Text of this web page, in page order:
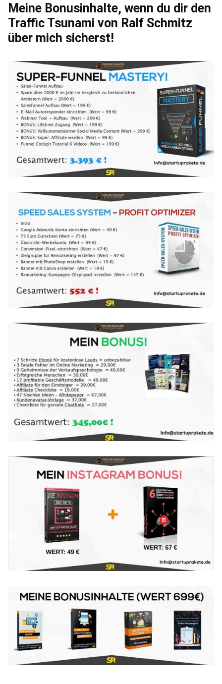
Meine Bonusinhalte, wenn du dir den
Traffic Tsunami von Ralf Schmitz
über mich sicherst!